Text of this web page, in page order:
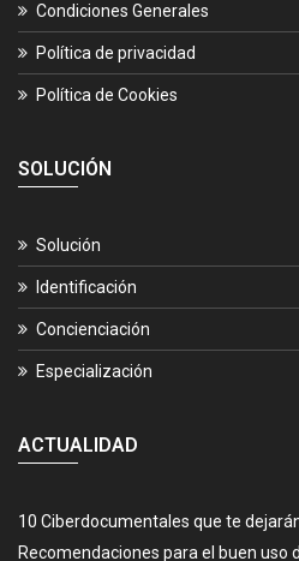
Condiciones Generales
Política de privacidad
Política de Cookies
SOLUCIÓN
Solución
Identificación
Concienciación
Especialización
ACTUALIDAD
10 Ciberdocumentales que te
Recomendaciones para el buen uso